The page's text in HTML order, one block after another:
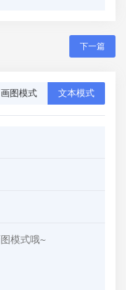
下一篇
画图模式 文本模式